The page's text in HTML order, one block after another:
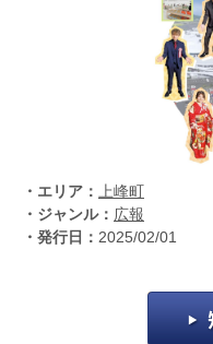
・エリア： 上峰町
・ジャンル： 広報
・発行日： 2025/02/01
↓↓ ebooks専用本棚 ↓↓